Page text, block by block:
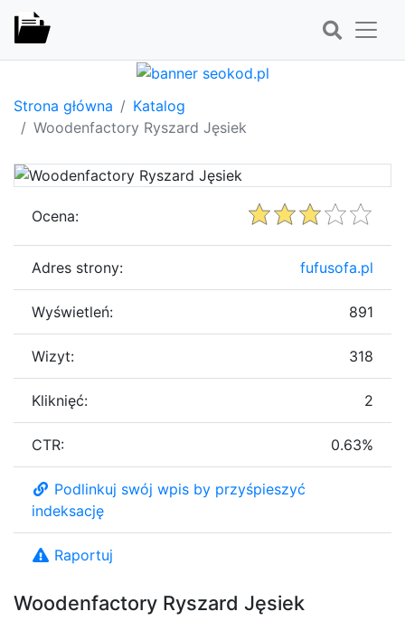
Strona główna
Katalog
Woodenfactory Ryszard Jęsiek
Woodenfactory Ryszard Jęsiek
Ocena:
Adres strony: fufusofa.pl
Wyświetleń: 891
Wizyt: 318
Kliknięć: 2
CTR: 0.63%
Podlinkuj swój wpis by przyśpieszyć
indeksację
Raportuj